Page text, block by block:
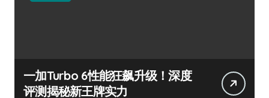
一加Turbo 6性能狂飙升级！深度
评测揭秘新王牌实力